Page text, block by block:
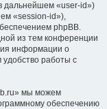
дальнейшем «user-id»)
«session-id»),
phpBB.
из тем конференции
информации о
работы с
мы можем
обеспечению